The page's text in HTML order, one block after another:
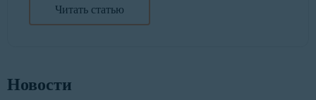
Читать статью
Новости